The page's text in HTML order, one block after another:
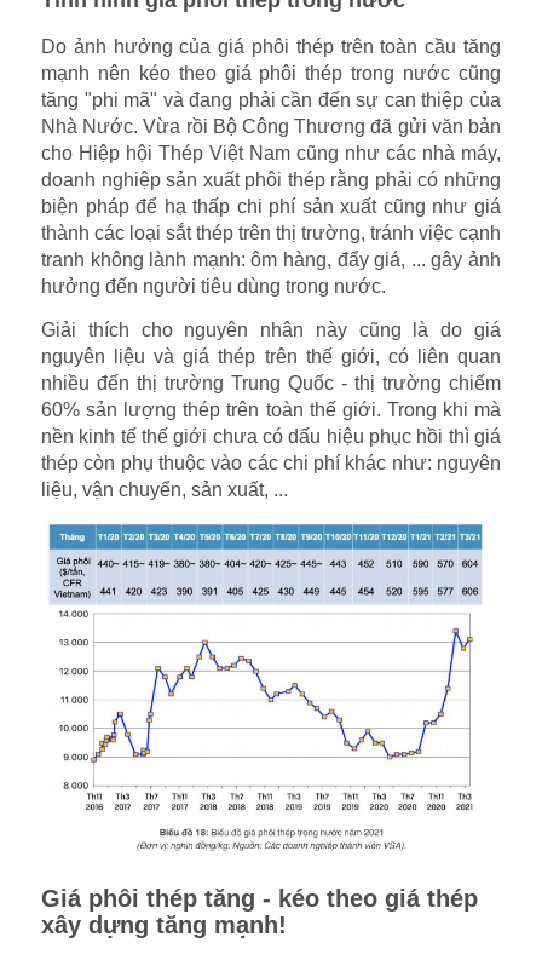
Do ảnh hưởng của giá phôi thép trên toàn cầu tăng
mạnh nên kéo theo giá phôi thép trong nước cũng
tăng "phi mã" và đang phải cần đến sự can thiệp của
Nhà Nước. Vừa rồi Bộ Công Thương đã gửi văn bản
cho Hiệp hội Thép Việt Nam cũng như các nhà máy,
doanh nghiệp sản xuất phôi thép rằng phải có những
biện pháp để hạ thấp chi phí sản xuất cũng như giá
thành các loại sắt thép trên thị trường, tránh việc cạnh
tranh không lành mạnh: ôm hàng, đẩy giá, ... gây ảnh
hưởng đến người tiêu dùng trong nước.
Giải thích cho nguyên nhân này cũng là do giá
nguyên liệu và giá thép trên thế giới, có liên quan
nhiều đến thị trường Trung Quốc - thị trường chiếm
60% sản lượng thép trên toàn thế giới. Trong khi mà
nền kinh tế thế giới chưa có dấu hiệu phục hồi thì giá
thép còn phụ thuộc vào các chi phí khác như: nguyên
liệu, vận chuyển, sản xuất, ...
Giá phôi thép tăng - kéo theo giá thép
xây dựng tăng mạnh!